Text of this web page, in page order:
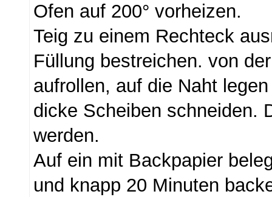
Ofen auf 200° vorheizen.
Teig zu einem Rechteck
Füllung bestreichen. von
aufrollen, auf die Naht
dicke Scheiben schneiden.
werden.
Auf ein mit Backpapier
und knapp 20 Minuten